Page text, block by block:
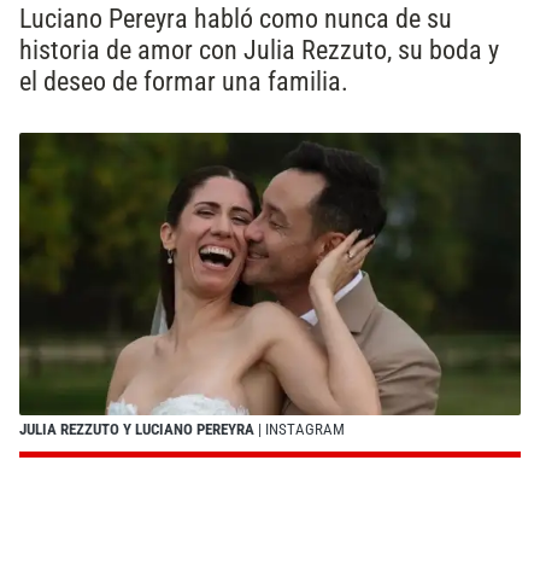
Luciano Pereyra habló como nunca de su
historia de amor con Julia Rezzuto, su boda y
el deseo de formar una familia.
JULIA REZZUTO Y LUCIANO PEREYRA | INSTAGRAM